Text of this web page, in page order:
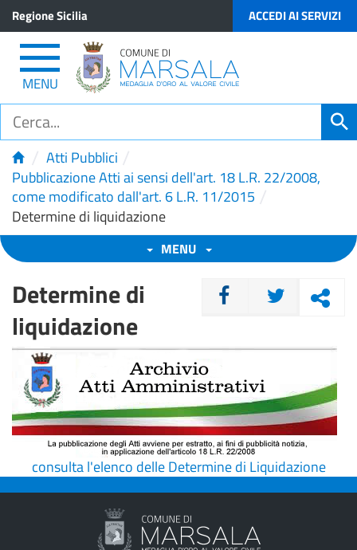
Regione Sicilia ACCEDI AI SERVIZI
MENU
Atti Pubblici
Pubblicazione Atti ai sensi dell'art. 18 L.R. 22/2008,
come modificato dall'art. 6 L.R. 11/2015
Determine di liquidazione
MENU
CONDIVIDI
Determine di
liquidazione
consulta l'elenco delle Determine di Liquidazione